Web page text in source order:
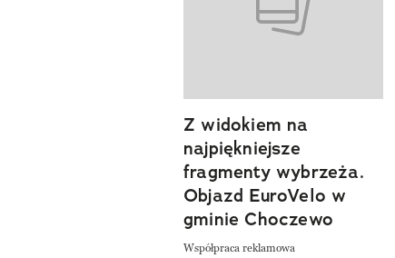
previous element
Z widokiem na
najpiękniejsze
fragmenty wybrzeża.
Objazd EuroVelo w
gminie Choczewo
Współpraca reklamowa